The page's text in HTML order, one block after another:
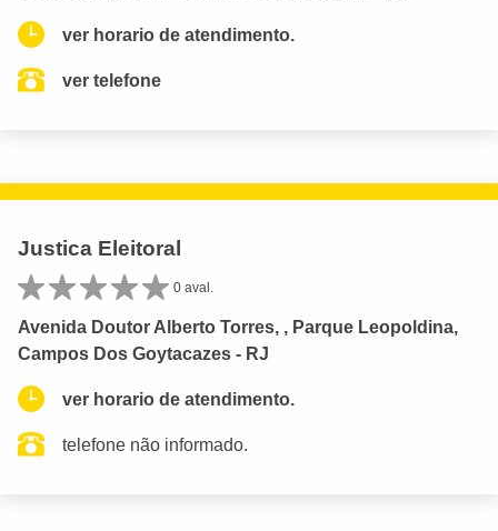
ver horario de atendimento.
ver telefone
Justica Eleitoral
0 aval.
Avenida Doutor Alberto Torres, , Parque Leopoldina,
Campos Dos Goytacazes - RJ
ver horario de atendimento.
telefone não informado.